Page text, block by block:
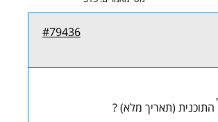
#79436
(תאריך מלא) ?